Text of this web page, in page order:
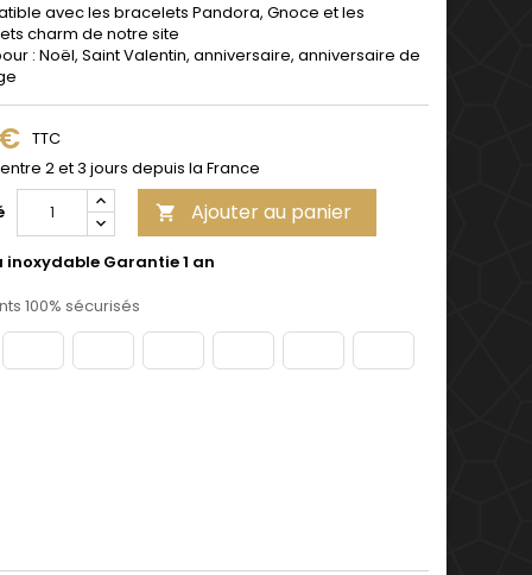
avec les bracelets Pandora, Gnoce et les
charm de notre site
: Noël, Saint Valentin, anniversaire, anniversaire de
TTC
2 et 3 jours depuis la France
 Ajouter au panier
inoxydable Garantie 1 an
100% sécurisés